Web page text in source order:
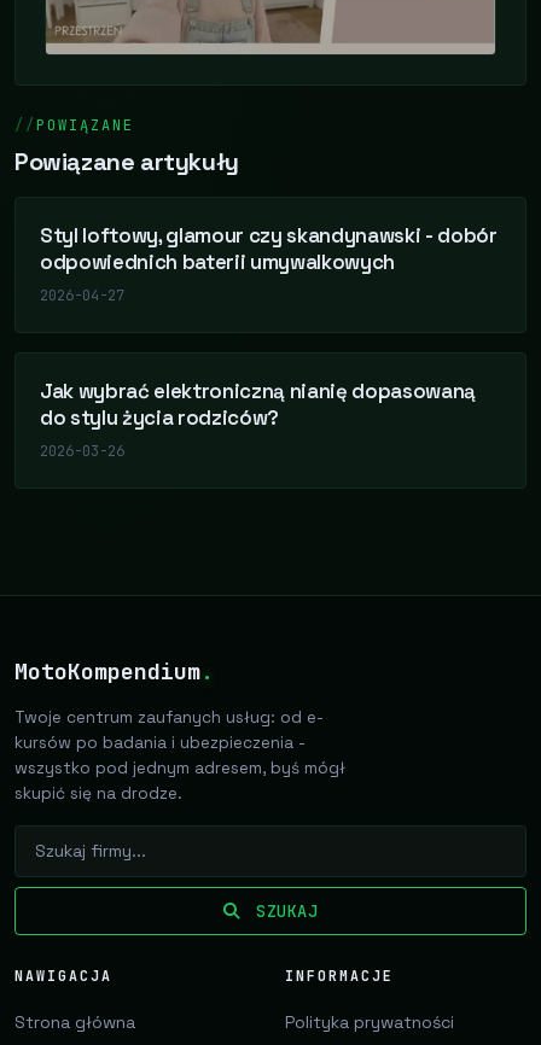
POWIĄZANE
Powiązane artykuły
Styl loftowy, glamour czy skandynawski - dobór
odpowiednich baterii umywalkowych
2026-04-27
Jak wybrać elektroniczną nianię dopasowaną
do stylu życia rodziców?
2026-03-26
MotoKompendium.
Twoje centrum zaufanych usług: od e-
kursów po badania i ubezpieczenia -
wszystko pod jednym adresem, byś mógł
skupić się na drodze.
SZUKAJ
NAWIGACJA
Strona główna
INFORMACJE
Polityka prywatności